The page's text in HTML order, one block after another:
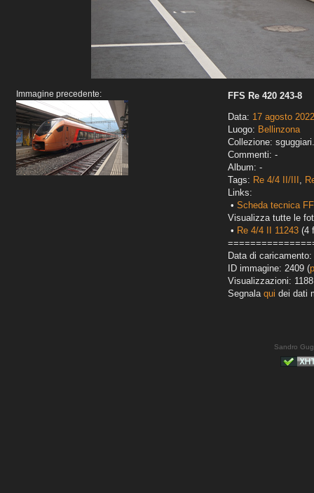
Immagine precedente:
FFS Re 420 243-8
Data: 17 agosto 2022
Luogo: Bellinzona
Collezione:
Commenti: -
Album: -
Tags: Re 4/4 II/III ,
Links:
• Scheda tecnica
Visualizza tutte le
• Re 4/4 II 11243 (4
Data di
ID immagine: 2409 (
Visualizzazioni: 1188
Segnala qui dei dati
Sandro